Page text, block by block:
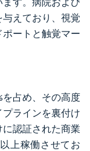
えており、視覚
ートと触覚マー
を占め、その高度
ラインを裏付け
認証された商業
上稼働させてお